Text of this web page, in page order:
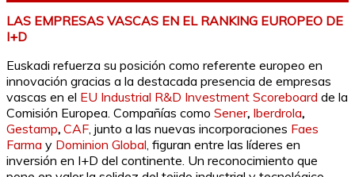
LAS EMPRESAS VASCAS EN EL RANKING EUROPEO DE
I+D
Euskadi refuerza su posición como referente europeo en
innovación gracias a la destacada presencia de empresas
vascas en el EU Industrial R&D Investment Scoreboard de la
Comisión Europea. Compañías como Sener, Iberdrola,
Gestamp, CAF, junto a las nuevas incorporaciones Faes
Farma y Dominion Global, figuran entre las líderes en
inversión en I+D del continente. Un reconocimiento que